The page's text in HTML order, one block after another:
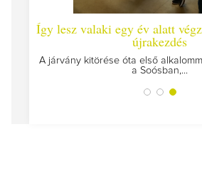
Így lesz valaki egy év alatt
újrakezdés
A járvány kitörése óta első
a Soósban,...